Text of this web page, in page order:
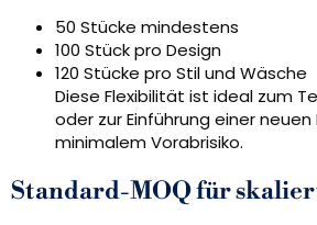
50 Stücke mindestens
100 Stück pro Design
120 Stücke pro Stil und Wäsche
Diese Flexibilität ist ideal zum
oder zur Einführung einer
minimalem Vorabrisiko.
Standard-MOQ für